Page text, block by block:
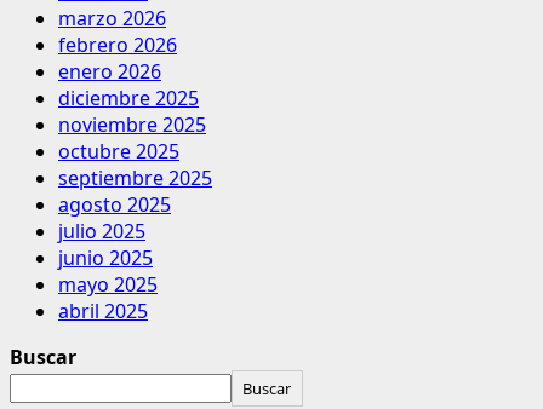
marzo 2026
febrero 2026
enero 2026
diciembre 2025
noviembre 2025
octubre 2025
septiembre 2025
agosto 2025
julio 2025
junio 2025
mayo 2025
abril 2025
Buscar
Buscar